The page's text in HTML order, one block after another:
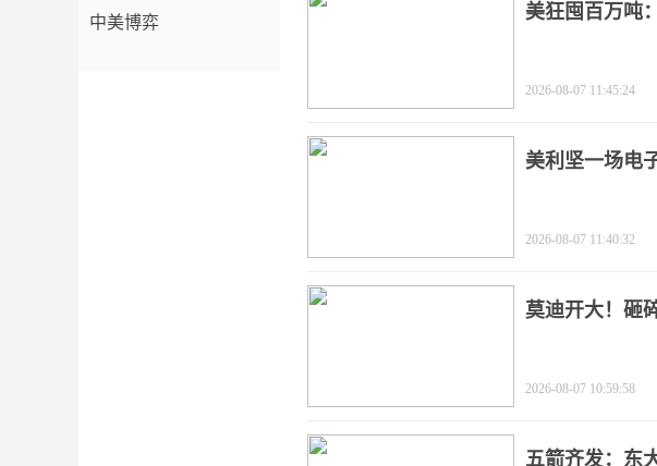
中美博弈 美狂囤百万吨
2026-08-07 11:45:24
美利坚一场电
2026-08-07 11:40:32
莫迪开大！砸
2026-08-07 10:59:58
五箭齐发：东